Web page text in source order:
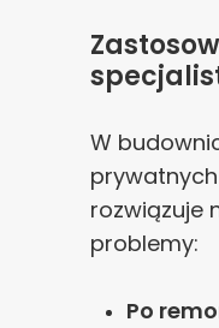
W
prywatnych
rozwiązuje
problemy:
Po